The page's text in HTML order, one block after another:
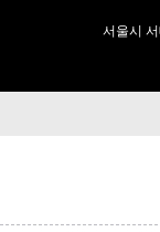
서울시